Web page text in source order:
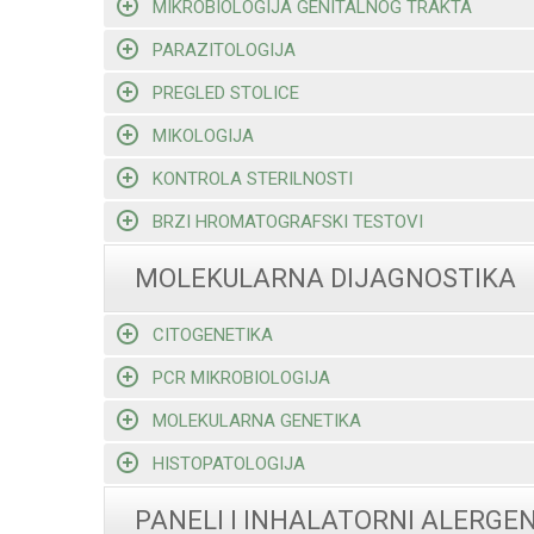
MIKROBIOLOGIJA GENITALNOG TRAKTA
PARAZITOLOGIJA
PREGLED STOLICE
MIKOLOGIJA
KONTROLA STERILNOSTI
BRZI HROMATOGRAFSKI TESTOVI
MOLEKULARNA DIJAGNOSTIKA
CITOGENETIKA
PCR MIKROBIOLOGIJA
MOLEKULARNA GENETIKA
HISTOPATOLOGIJA
PANELI I INHALATORNI